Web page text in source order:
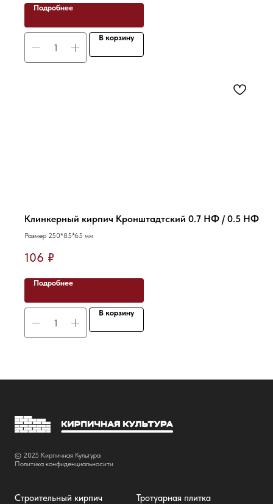
Подробнее
В корзину
Клинкерный кирпич Кронштадтский 0.7 НФ / 0.5 НФ
Размер 250*85*65 мм
106 ₽
Подробнее
В корзину
© 2025 Кирпичная Культура
Политика конфиденциальносити
Строительный кирпич
Тротуарная плитка